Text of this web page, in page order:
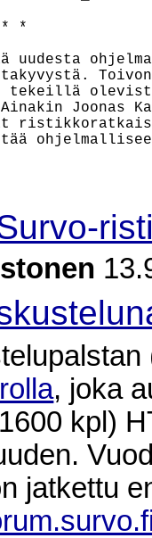
*
uudesta
tekeillä
Joonas
, joka
kpl)
jatkettu